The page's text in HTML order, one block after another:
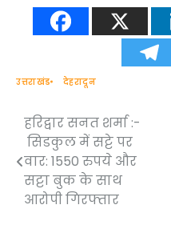
उत्तराखंड देहरादून
Post
navigation
हरिद्वार सनत शर्मा :-
सिडकुल में सट्टे पर
वार: 1550 रुपये और
सट्टा बुक के साथ
आरोपी गिरफ्तार